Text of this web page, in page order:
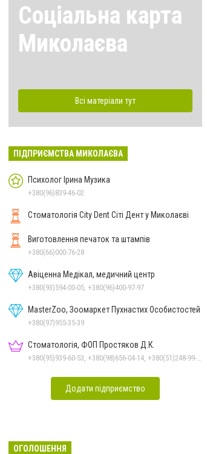
Соціальна карта
Миколаєва
Всі матеріали тут
ПІДПРИЄМСТВА МИКОЛАЄВА
Психолог Ірина Музика
+380(96)839-46-02
Стоматологія City Dent Сіті Дент у Миколаєві
Виготовлення печаток та штампів
+380(66)000-76-28
Авіценна Медікал, медичний центр
+380(93)594-00-05, +380(96)400-97-97
MasterZoo, Зоомаркет Пухнастих Особистостей
+380(97)955-35-39
Стоматологія, ФОП Простяков Д.К.
Додати підприємство
ОГОЛОШЕННЯ